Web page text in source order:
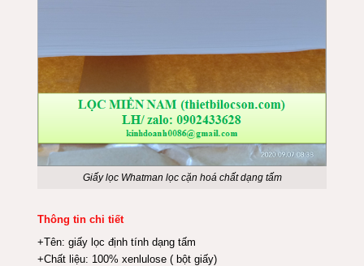
Giấy lọc Whatman lọc cặn hoá chất dạng tấm
Thông tin chi tiết
+Tên: giấy lọc định tính dạng tấm
+Chất liệu: 100% xenlulose ( bột giấy)